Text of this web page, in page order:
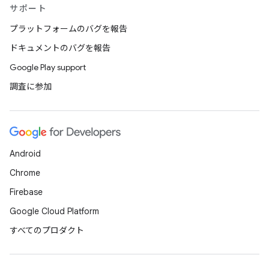
サポート
プラットフォームのバグを報告
ドキュメントのバグを報告
Google Play support
調査に参加
Android
Chrome
Firebase
Google Cloud Platform
すべてのプロダクト